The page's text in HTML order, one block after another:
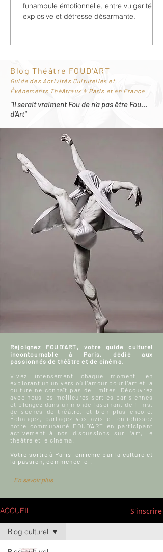
funambule émotionnelle, entre vulgarité
explosive et détresse désarmante.
Blog Théâtre FOUD'ART
Guide des Activités Culturelles et
Événements Théâtraux à Paris et en France
"Il serait vraiment Fou de n’a pas être Fou…
d’Art"
Rejoignez FOUD'ART, votre guide culturel
incontournable à Paris, dédié aux
passionnés de théâtre et de cinéma.
Vivez intensément chaque moment, en
explorant un univers où l'amour pour l'art et la
culture ne connaît pas de limites. Découvrez
avec nous les meilleures sorties parisiennes
et plongez dans un monde fascinant de films,
de scènes de théâtre, et bien plus encore.
Échangez, partagez vos avis et enrichissez
notre communauté FOUD'ART en participant
activement à nos discussions sur l’art, le
théâtre et le cinéma.
Votre sortie à Paris, enrichie par la culture et
la passion, commence ici.
En savoir plus
ACCUEIL S'inscrire
Blog culturel